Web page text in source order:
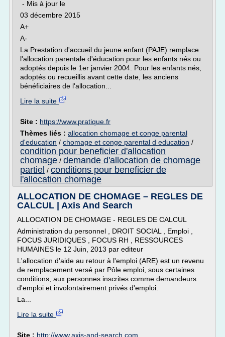
- Mis à jour le
03 décembre 2015
A+
A-
La Prestation d'accueil du jeune enfant (PAJE) remplace
l'allocation parentale d'éducation pour les enfants nés ou
adoptés depuis le 1er janvier 2004. Pour les enfants nés,
adoptés ou recueillis avant cette date, les anciens
bénéficiaires de l'allocation...
Lire la suite
Site : https://www.pratique.fr
Thèmes liés : allocation chomage et conge parental
d'education / chomage et conge parental d education /
condition pour beneficier d'allocation
chomage / demande d'allocation de chomage
partiel / conditions pour beneficier de
l'allocation chomage
ALLOCATION DE CHOMAGE – REGLES DE
CALCUL | Axis And Search
ALLOCATION DE CHOMAGE - REGLES DE CALCUL
Administration du personnel , DROIT SOCIAL , Emploi ,
FOCUS JURIDIQUES , FOCUS RH , RESSOURCES
HUMAINES le 12 Juin, 2013 par editeur
L'allocation d'aide au retour à l'emploi (ARE) est un revenu
de remplacement versé par Pôle emploi, sous certaines
conditions, aux personnes inscrites comme demandeurs
d'emploi et involontairement privés d'emploi.
La...
Lire la suite
Site : http://www.axis-and-search.com